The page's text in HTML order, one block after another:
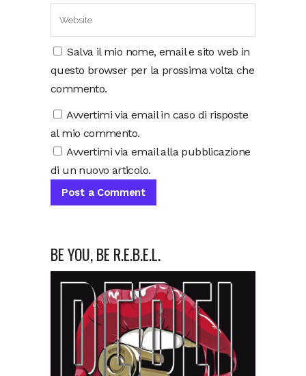
Salva il mio nome, email e sito web in
questo browser per la prossima volta che
commento.
Avvertimi via email in caso di risposte
al mio commento.
Avvertimi via email alla pubblicazione
di un nuovo articolo.
BE YOU, BE R.E.B.E.L.